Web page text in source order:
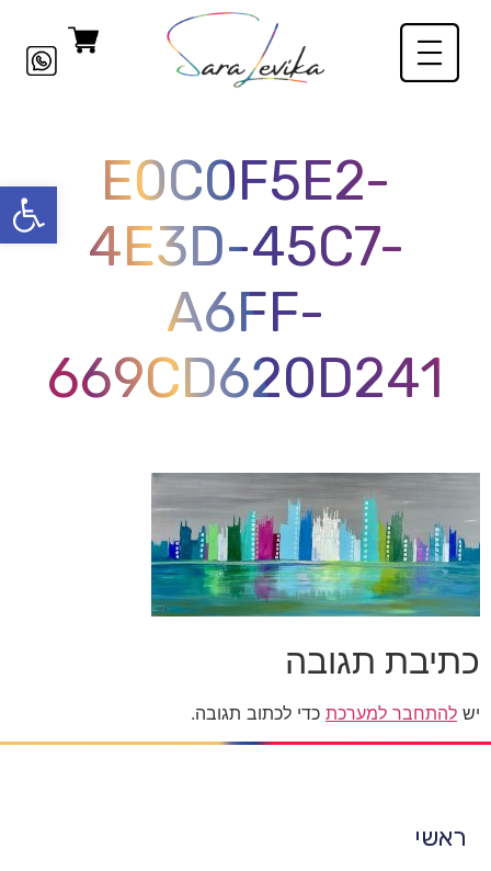
פתח
E0C0F5E2-
4E3D-45C7-
A6FF-
669CD620D241
כתיבת תגובה
יש להתחבר למערכת כדי לכתוב תגובה.
ראשי